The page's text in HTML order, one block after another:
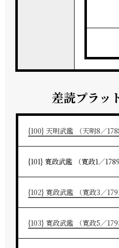
差読プラッ
{100} 天明武鑑 （天明8／
{101} 寛政武鑑 （寛政1／
{102} 寛政武鑑 （寛政3／
{103} 寛政武鑑 （寛政5／